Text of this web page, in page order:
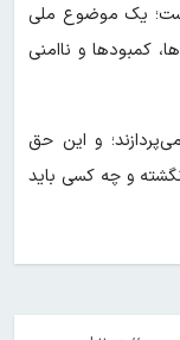
یک موضوع ملی
کمبودها و ناامنی
و این حق
و چه کسی باید